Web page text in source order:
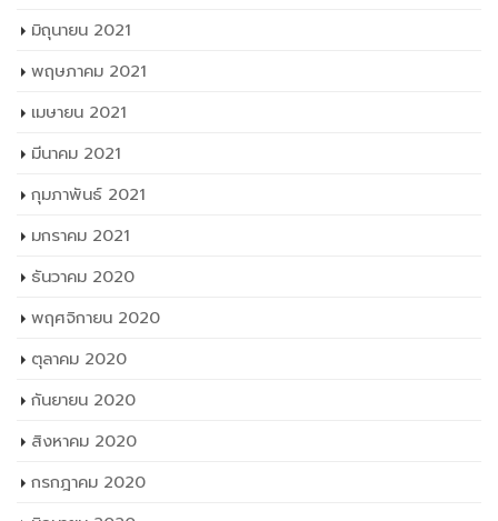
มิถุนายน 2021
พฤษภาคม 2021
เมษายน 2021
มีนาคม 2021
กุมภาพันธ์ 2021
มกราคม 2021
ธันวาคม 2020
พฤศจิกายน 2020
ตุลาคม 2020
กันยายน 2020
สิงหาคม 2020
กรกฎาคม 2020